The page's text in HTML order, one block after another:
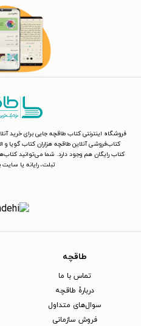
فروشگاه اینترنتی کتاب طاقچه جایی برای خرید
کتاب‌فروشی آنلاین طاقچه هزاران کتاب گویا
کتاب رایگان هم وجود دارد. شما می‌توانید
تبلت، رایانه یا
طاقچه
تماس با ما
دربارهٔ طاقچه
سوال‌های متداول
فروش سازمانی